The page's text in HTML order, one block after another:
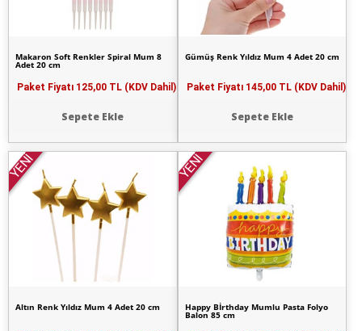
Makaron Soft Renkler Spiral Mum 8
Adet 20 cm
Paket Fiyatı 125,00 TL (KDV Dahil)
Sepete Ekle
Gümüş Renk Yıldız Mum 4 Adet 20 cm
Paket Fiyatı 145,00 TL (KDV Dahil)
Sepete Ekle
YENİ
Altın Renk Yıldız Mum 4 Adet 20 cm
YENİ
Happy Bİrthday Mumlu Pasta Folyo
Balon 85 cm